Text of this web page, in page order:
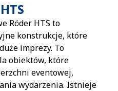
Röder HTS to
konstrukcje, które
imprezy. To
obiektów, które
eventowej,
wydarzenia. Istnieje